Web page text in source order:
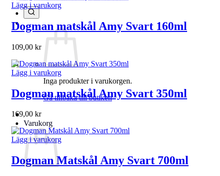
Inga produkter i varukorgen.
Gå tillbaka till butiken
Varukorg
Lägg i varukorg
Dogman matskål Amy Svart 160ml
109,00 kr
Lägg i varukorg
Dogman matskål Amy Svart 350ml
169,00 kr
Lägg i varukorg
Dogman Matskål Amy Svart 700ml